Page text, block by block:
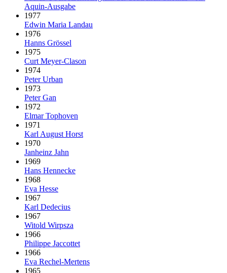
Aquin-Ausgabe
1977
Edwin Maria Landau
1976
Hanns Grössel
1975
Curt Meyer-Clason
1974
Peter Urban
1973
Peter Gan
1972
Elmar Tophoven
1971
Karl August Horst
1970
Janheinz Jahn
1969
Hans Hennecke
1968
Eva Hesse
1967
Karl Dedecius
1967
Witold Wirpsza
1966
Philippe Jaccottet
1966
Eva Rechel-Mertens
1965